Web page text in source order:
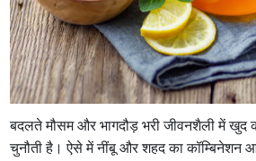
बदलते मौसम और भागदौड़ भरी जीवनशैली में खुद
चुनौती है। ऐसे में नींबू और शहद का